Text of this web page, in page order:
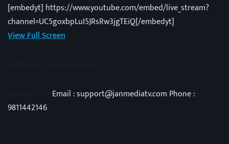
[embedyt] https://www.youtube.com/embed/live_stream?
channel=UC5goxbpLuI5JRsRw3jgTEiQ[/embedyt]
View Full Screen
Email : support@janmediatv.com Phone :
9811442146